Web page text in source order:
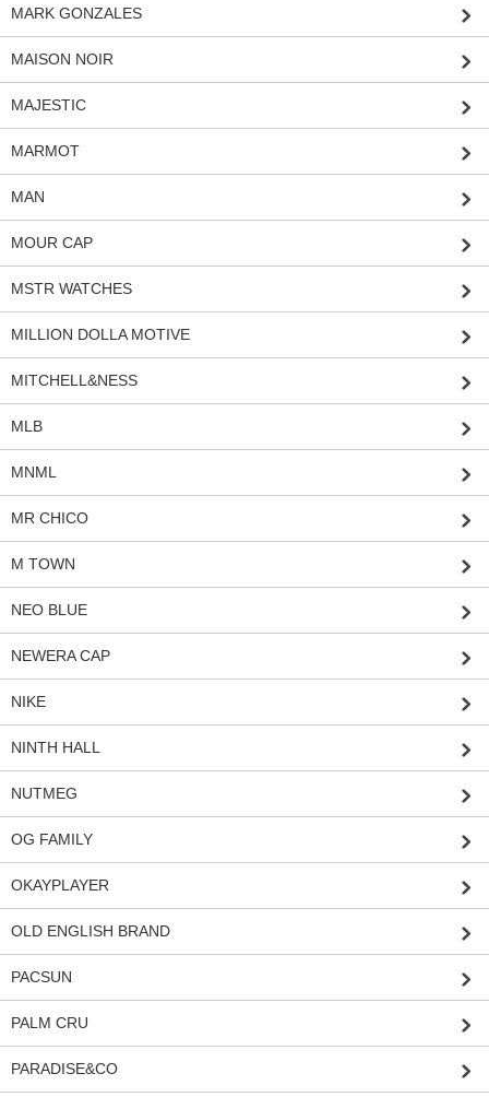
MARK GONZALES
MAISON NOIR
MAJESTIC
MARMOT
MAN
MOUR CAP
MSTR WATCHES
MILLION DOLLA MOTIVE
MITCHELL&NESS
MLB
MNML
MR CHICO
M TOWN
NEO BLUE
NEWERA CAP
NIKE
NINTH HALL
NUTMEG
OG FAMILY
OKAYPLAYER
OLD ENGLISH BRAND
PACSUN
PALM CRU
PARADISE&CO